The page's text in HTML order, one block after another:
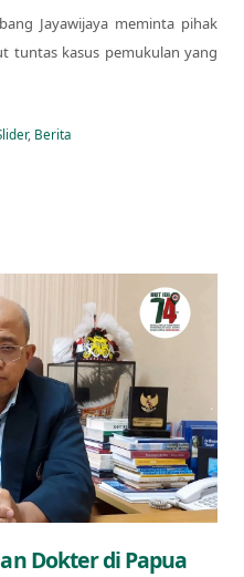
Jayawijaya meminta pihak
tuntas kasus pemukulan yang
, Berita
Dokter di Papua